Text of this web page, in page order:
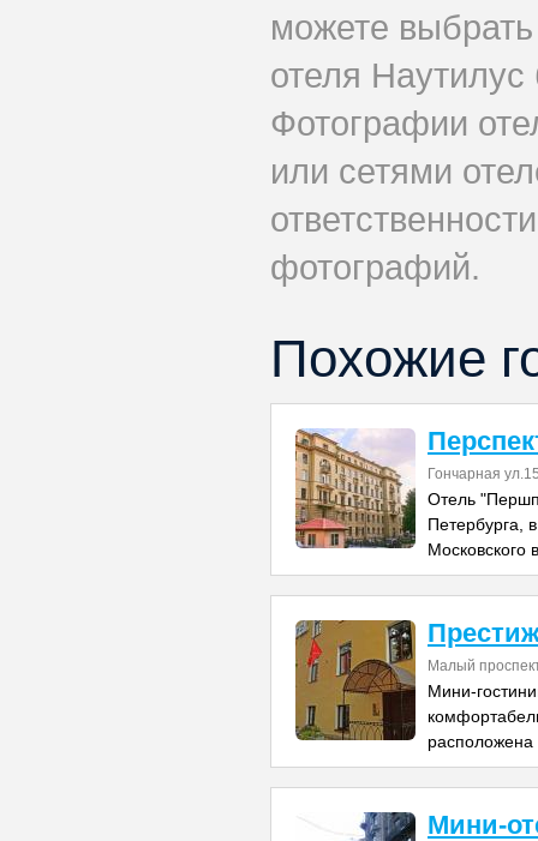
можете
отеля Наутилус
Фотографии
или сетями
фотографий.
Похожие
Гончарная
Отель
Петербурга,
Московского
Малый
Мини-
расположена
Мини-